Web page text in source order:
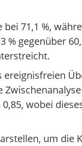
71,1 %,
% gegenüber
ereignisfreien
wobei
um die